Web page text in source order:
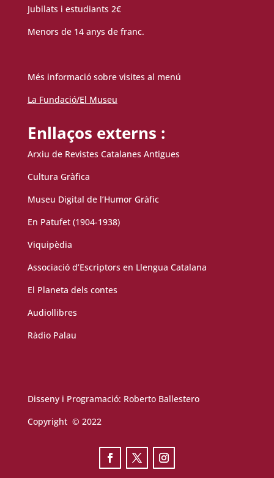
Jubilats i estudiants 2€
Menors de 14 anys de franc.
Més informació sobre visites al menú
La Fundació/El Museu
Enllaços externs :
Arxiu de Revistes Catalanes Antigues
Cultura Gràfica
Museu Digital de l’Humor Gràfic
En Patufet (1904-1938)
Viquipèdia
Associació d’Escriptors en Llengua Catalana
El Planeta dels contes
Audiollibres
Ràdio Palau
Disseny i Programació: Roberto Ballestero
Copyright © 2022